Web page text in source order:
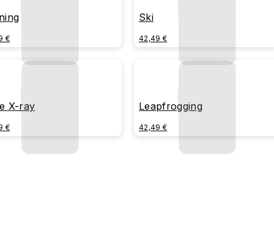
€
Ski
42,49 €
X-ray
€
Leapfrogging
42,49 €